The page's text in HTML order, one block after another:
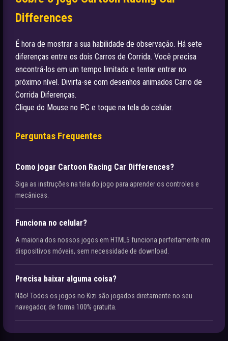
Differences
É hora de mostrar a sua habilidade de observação. Há sete
diferenças entre os dois Carros de Corrida. Você precisa
encontrá-los em um tempo limitado e tentar entrar no
próximo nível. Divirta-se com desenhos animados Carro de
Corrida Diferenças.
Clique do Mouse no PC e toque na tela do celular.
Perguntas Frequentes
Como jogar Cartoon Racing Car Differences?
Siga as instruções na tela do jogo para aprender os controles e
mecânicas.
Funciona no celular?
A maioria dos nossos jogos em HTML5 funciona perfeitamente em
dispositivos móveis, sem necessidade de download.
Precisa baixar alguma coisa?
Não! Todos os jogos no Kizi são jogados diretamente no seu
navegador, de forma 100% gratuita.